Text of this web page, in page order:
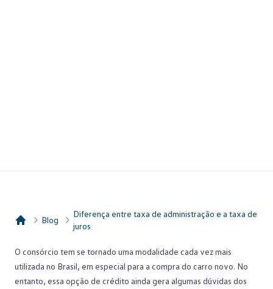
Consórcio Embracon
Blog
Diferença entre taxa de administração e a taxa de
juros
O consórcio tem se tornado uma modalidade cada vez mais
utilizada no Brasil, em especial para a compra do carro novo. No
entanto, essa opção de crédito ainda gera algumas dúvidas dos